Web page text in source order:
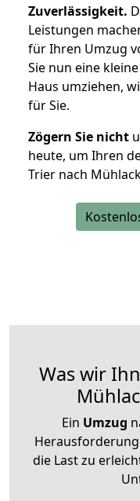
Zuverlässigkeit.
Leistungen
für Ihren Umzug
Sie nun eine
Haus umziehen,
für Sie.
Zögern Sie nicht
heute, um Ihren
Trier nach
Was wir
Ein Umzug
die Last zu